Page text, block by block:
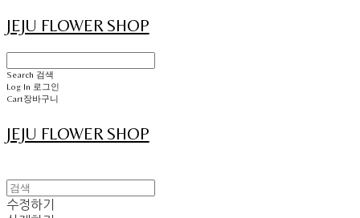
JEJU FLOWER SHOP
Search 검색
Log In 로그인
Cart장바구니
JEJU FLOWER SHOP
수정하기